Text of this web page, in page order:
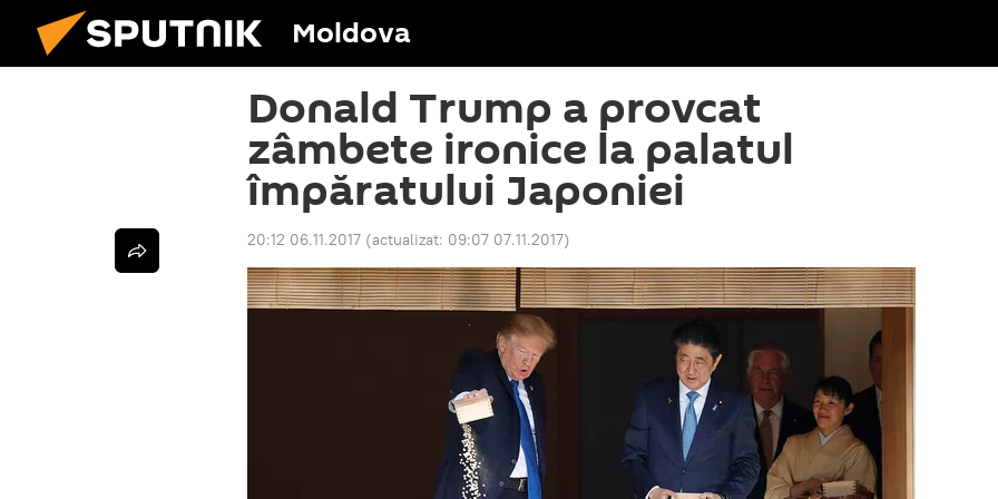
Moldova
Donald Trump a provcat
zâmbete ironice la palatul
împăratului Japoniei
20:12 06.11.2017 (actualizat: 09:07 07.11.2017)